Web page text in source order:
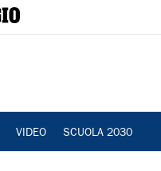
VIDEO SCUOLA 2030